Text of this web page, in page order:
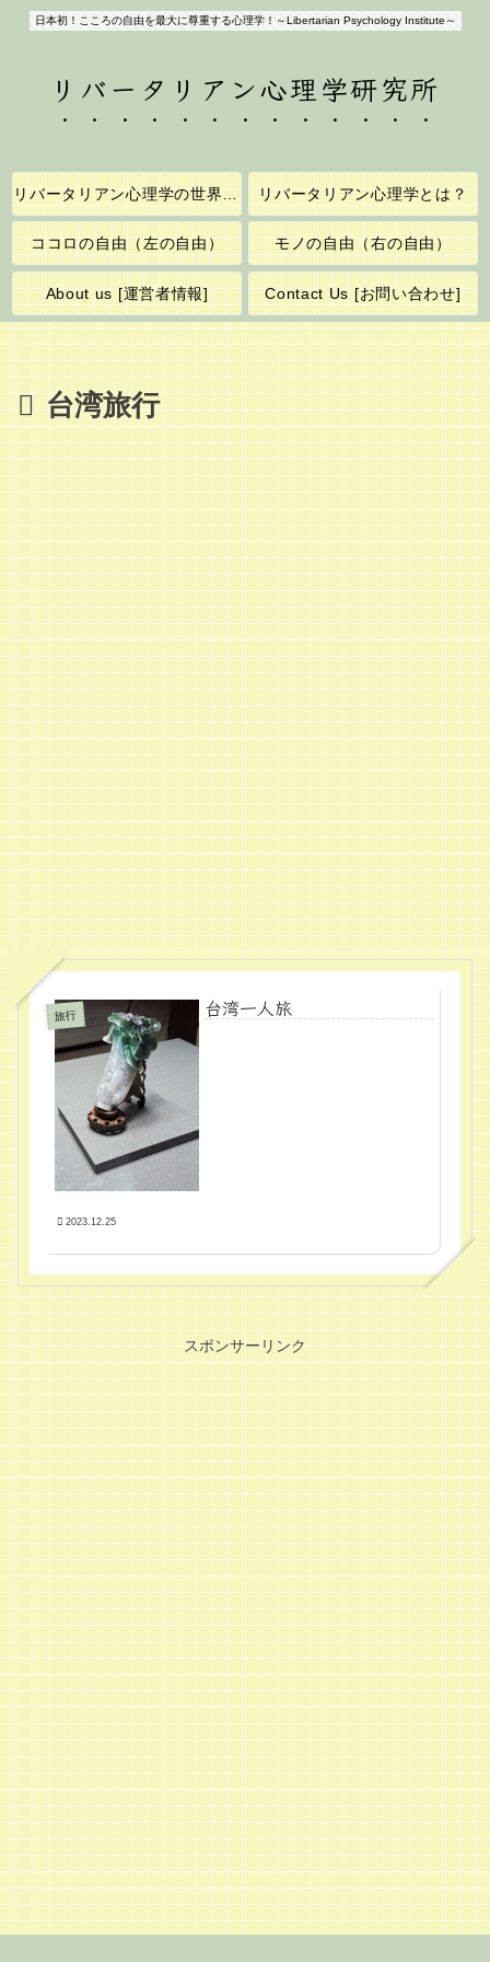
日本初！こころの自由を最大に尊重する心理学！～Libertarian Psychology Institute～
リバータリアン心理学研究所
リバータリアン心理学の世界へようこそ！ リバータリアン心理学とは？
ココロの自由（左の自由） モノの自由（右の自由）
About us [運営者情報] Contact Us [お問い合わせ]
台湾旅行
旅行 台湾一人旅
2023.12.25
スポンサーリンク